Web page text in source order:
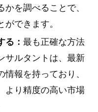
を調べることで、
できます。
る： 最も正確な方法
サルタントは、最新
報を持っており、
より精度の高い市場